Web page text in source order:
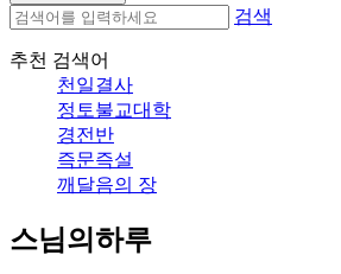
검색
추천 검색어
천일결사
정토불교대학
경전반
즉문즉설
깨달음의 장
스님의하루